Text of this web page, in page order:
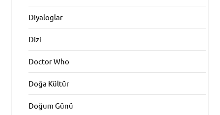
Diyaloglar
Dizi
Doctor Who
Doğa Kültür
Doğum Günü